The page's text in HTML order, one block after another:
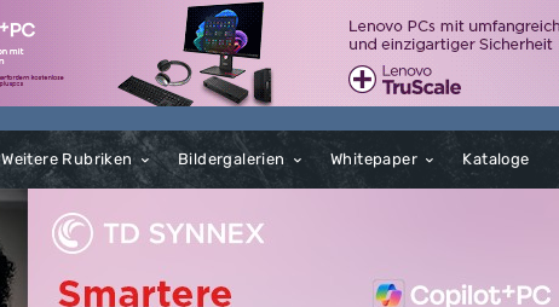
Weitere Rubriken Bildergalerien Whitepaper Kataloge